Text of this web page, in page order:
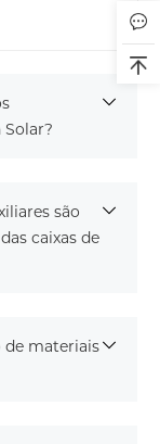
são
caixas de
de materiais